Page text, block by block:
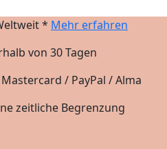
* Mehr erfahren
von 30 Tagen
/ PayPal / Alma
zeitliche Begrenzung